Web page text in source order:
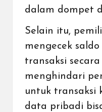
dalam dompet
Selain itu,
mengecek
transaksi
menghindari
untuk transaksi
data pribadi